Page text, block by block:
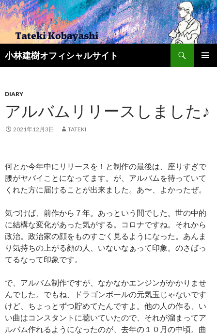
小林建樹オフィシャルサイト
索
ン
ツ
へ
キ
DIARY
アルバムリリースしました♪
2021年12月3日 TATEKI
何とか今年中にリリースを！と制作の最後は、座りすぎで
腰がヤバイことになってます。が、アルバムを待っていて
くれた方に届けることが出来ました。あ〜、よかったぜ。
気づけば、前作から７年。あっという間でした。世の中的
に結構な変化があった気がする。コロナですね。それから
政治。政治家の顔をものすごく見るようになった。あんま
り気持ちの上がる顔の人、いないなぁって印象。のさばっ
てるなって印象です。
で、アルバム制作ですが、なかなかエンジンがかかりませ
んでした。でもね、ドラゴンボールの元気玉じゃないです
けど、ちょっとずつ貯めてたんですよ。他の人の作る、い
い曲はコンスタントに聴いていたので、それが溜まってア
ルバム作れるようになったのが、去年の１０月の中頃。曲